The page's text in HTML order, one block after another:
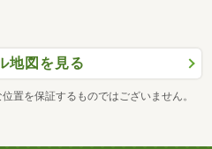
地図を見る
置を保証するものではございません。